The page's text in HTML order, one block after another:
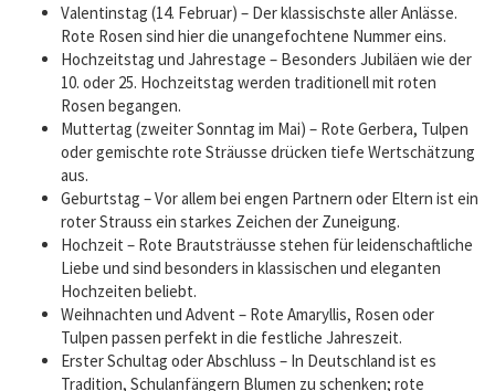
Valentinstag (14. Februar) – Der klassischste aller Anlässe.
Rote Rosen sind hier die unangefochtene Nummer eins.
Hochzeitstag und Jahrestage – Besonders Jubiläen wie der
10. oder 25. Hochzeitstag werden traditionell mit roten
Rosen begangen.
Muttertag (zweiter Sonntag im Mai) – Rote Gerbera, Tulpen
oder gemischte rote Sträusse drücken tiefe Wertschätzung
aus.
Geburtstag – Vor allem bei engen Partnern oder Eltern ist ein
roter Strauss ein starkes Zeichen der Zuneigung.
Hochzeit – Rote Brautsträusse stehen für leidenschaftliche
Liebe und sind besonders in klassischen und eleganten
Hochzeiten beliebt.
Weihnachten und Advent – Rote Amaryllis, Rosen oder
Tulpen passen perfekt in die festliche Jahreszeit.
Erster Schultag oder Abschluss – In Deutschland ist es
Tradition, Schulanfängern Blumen zu schenken; rote